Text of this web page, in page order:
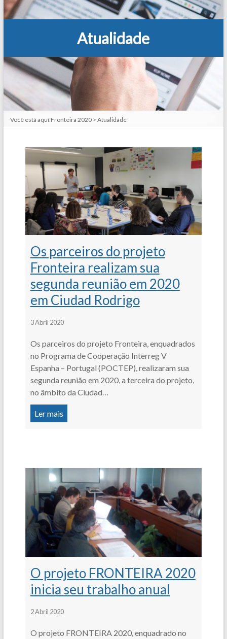
Atualidade
Você está aquí:Fronteira 2020> Atualidade
Os parceiros do projeto
Fronteira realizam sua
segunda reunião em 2020
em Ciudad Rodrigo
3 Abril 2020
Os parceiros do projeto Fronteira, enquadrados
no Programa de Cooperação Interreg V
Espanha – Portugal (POCTEP), realizaram sua
segunda reunião em 2020, a terceira do projeto,
no âmbito da Ciudad…
Ler mais
O projeto FRONTEIRA 2020
inicia seu trabalho anual
2 Abril 2020
O projeto FRONTEIRA 2020, enquadrado no